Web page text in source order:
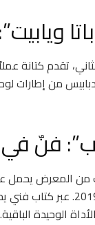
تقدم كتانة
دبابيس من إطارات
فنٌ في
من المعرض يحمل
الشارع عام 2019.
الوحيدة الباقية.